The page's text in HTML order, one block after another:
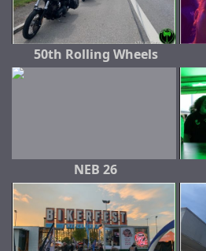
50th Rolling Wheels
NEB 26